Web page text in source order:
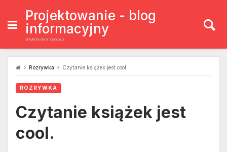
content
Projektowanie - blog
informacyjny
artykuły do przedruku
Rozrywka Czytanie książek jest cool.
ROZRYWKA
Czytanie książek jest
cool.